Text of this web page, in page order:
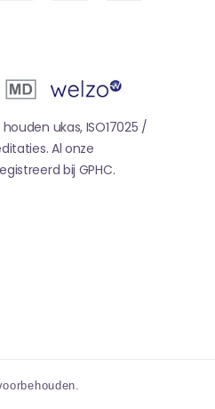
ukas, ISO17025 /
Al onze
bij GPHC.